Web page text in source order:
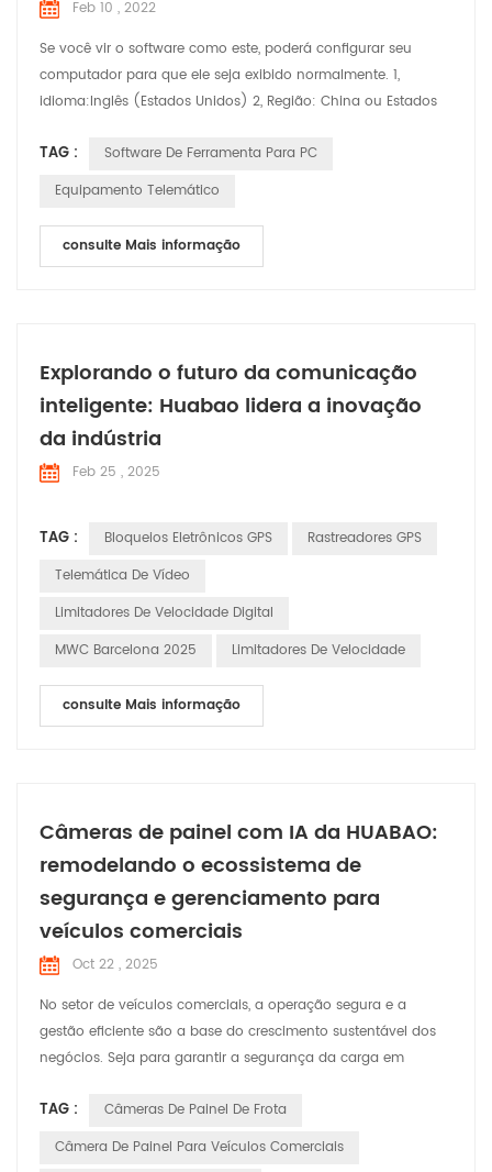
Feb 10 , 2022
Se você vir o software como este, poderá configurar seu
computador para que ele seja exibido normalmente. 1,
idioma:Inglês (Estados Unidos) 2, Região: China ou Estados
atual do sistema:Inglês (Estados Unidos), marque Beta. 4,
clique em ok e reinicie o computador, o software será exibido
TAG :
Software De Ferramenta Para PC
Equipamento Telemático
consulte Mais informação
Explorando o futuro da comunicação
inteligente: Huabao lidera a inovação
da indústria
Feb 25 , 2025
TAG : Bloqueios Eletrônicos GPS
Rastreadores GPS
Telemática De Vídeo
Limitadores De Velocidade Digital
MWC Barcelona 2025
Limitadores De Velocidade
consulte Mais informação
Câmeras de painel com IA da HUABAO:
remodelando o ecossistema de
segurança e gerenciamento para
veículos comerciais
Oct 22 , 2025
No setor de veículos comerciais, a operação segura e a
gestão eficiente são a base do crescimento sustentável dos
negócios. Seja para garantir a segurança da carga em
passageiros no transporte de passageiros ou manter os
padrões operacionais para veículos de engenharia, uma
TAG :
Câmeras De Painel De Frota
Câmera De Painel Para Veículos Comerciais